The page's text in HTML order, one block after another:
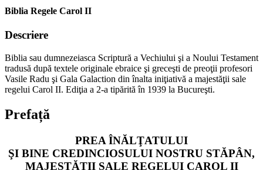
Biblia Regele Carol II
Descriere
Biblia sau dumnezeiasca Scriptură a Vechiului şi a Noului Testament
tradusă după textele originale ebraice şi greceşti de preoţii profesori
Vasile Radu şi Gala Galaction din înalta iniţiativă a majestăţii sale
regelui Carol II. Ediţia a 2-a tipărită în 1939 la Bucureşti.
Prefață
PREA ÎNĂLŢATULUI
ŞI BINE CREDINCIOSULUI NOSTRU STĂPÂN,
MAJESTĂŢII SALE REGELUI CAROL II